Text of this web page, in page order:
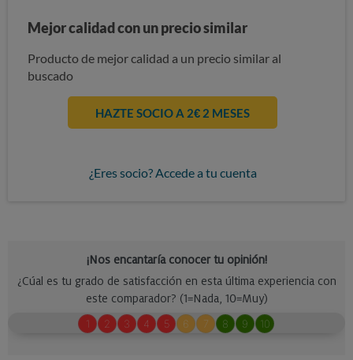
Mejor calidad con un precio similar
Producto de mejor calidad a un precio similar al
buscado
HAZTE SOCIO A 2€ 2 MESES
¿Eres socio? Accede a tu cuenta